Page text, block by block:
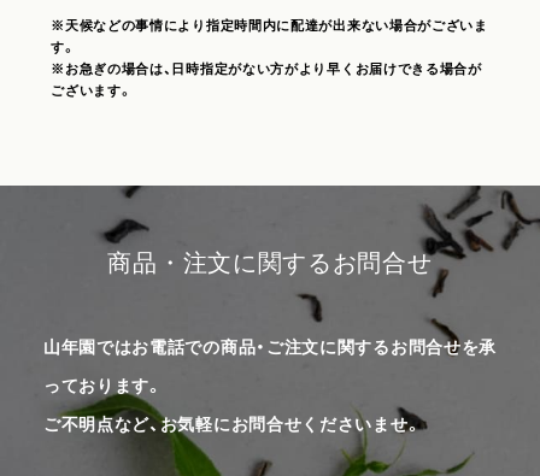
※天候などの事情により指定時間内に配達が出来ない場合がございま
す。
※お急ぎの場合は、日時指定がない方がより早くお届けできる場合が
ございます。
商品・注文に関するお問合せ
山年園ではお電話での商品・ご注文に関するお問合せを承
っております。
ご不明点など、お気軽にお問合せくださいませ。